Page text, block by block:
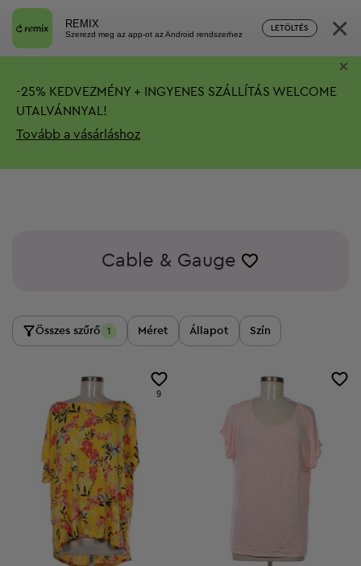
REMIX
Szerezd meg az app-ot az Android rendszerhez
LETÖLTÉS ×
-25% KEDVEZMÉNY + INGYENES SZÁLLÍTÁS WELCOME
UTALVÁNNYAL!
Tovább a vásárláshoz
×
Cable & Gauge
Összes szűrő 1 Méret Állapot Szín
9